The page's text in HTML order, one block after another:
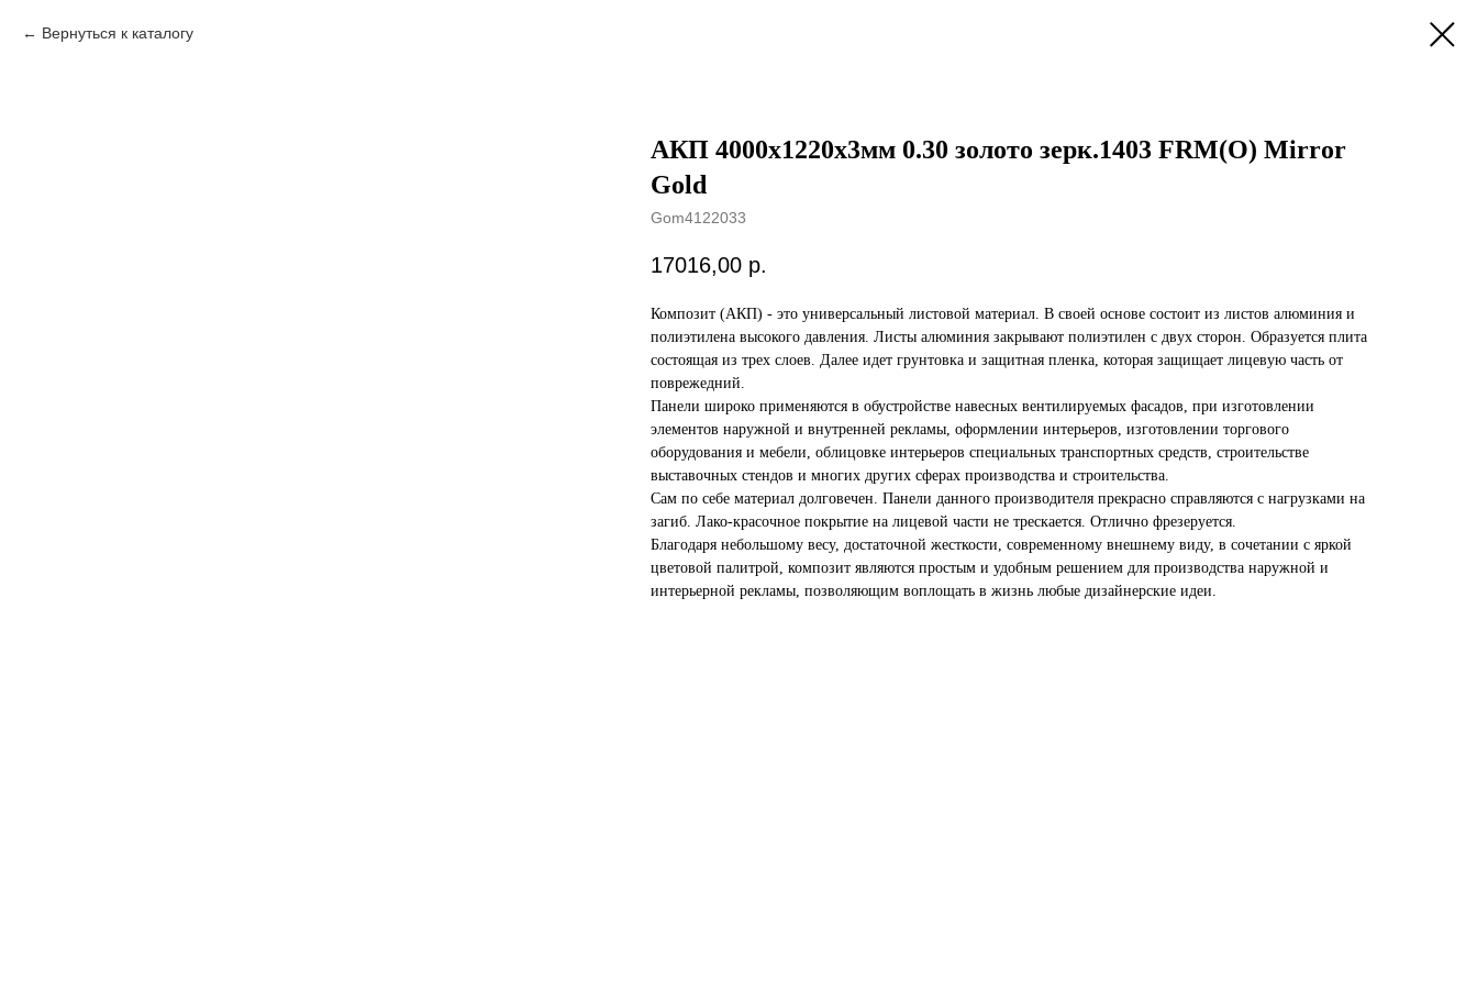
Вернуться к каталогу
АКП 4000х1220х3мм 0.30 золото зерк.1403 FRM(O) Mirror
Gold
Gom4122033
17016,00 р.
Композит (АКП) - это универсальный листовой материал. В своей основе состоит из листов алюминия и
полиэтилена высокого давления. Листы алюминия закрывают полиэтилен с двух сторон. Образуется плита
состоящая из трех слоев. Далее идет грунтовка и защитная пленка, которая защищает лицевую часть от
поврежедний.
Панели широко применяются в обустройстве навесных вентилируемых фасадов, при изготовлении
элементов наружной и внутренней рекламы, оформлении интерьеров, изготовлении торгового
оборудования и мебели, облицовке интерьеров специальных транспортных средств, строительстве
выставочных стендов и многих других сферах производства и строительства.
Сам по себе материал долговечен. Панели данного производителя прекрасно справляются с нагрузками на
загиб. Лако-красочное покрытие на лицевой части не трескается. Отлично фрезеруется.
Благодаря небольшому весу, достаточной жесткости, современному внешнему виду, в сочетании с яркой
цветовой палитрой, композит являются простым и удобным решением для производства наружной и
интерьерной рекламы, позволяющим воплощать в жизнь любые дизайнерские идеи.